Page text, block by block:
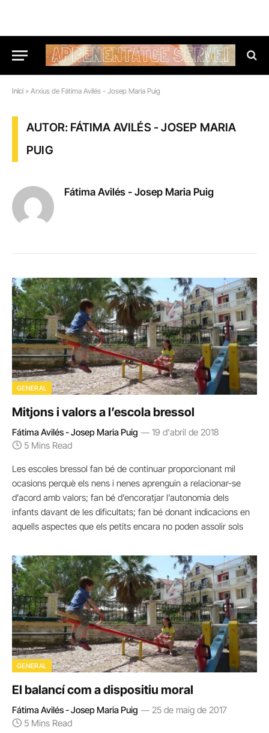
Inici » Arxius de Fátima Avilés - Josep Maria Puig
AUTOR: FÁTIMA AVILÉS - JOSEP MARIA
PUIG
Fátima Avilés - Josep Maria Puig
GENERAL
Mitjons i valors a l’escola bressol
Fátima Avilés - Josep Maria Puig
19 d'abril de 2018
5 Mins Read
Les escoles bressol fan bé de continuar proporcionant mil
ocasions perquè els nens i nenes aprenguin a relacionar-se
d’acord amb valors; fan bé d’encoratjar l’autonomia dels
infants davant de les dificultats; fan bé donant indicacions en
aquells aspectes que els petits encara no poden assolir sols
GENERAL
El balancí com a dispositiu moral
Fátima Avilés - Josep Maria Puig
25 de maig de 2017
5 Mins Read